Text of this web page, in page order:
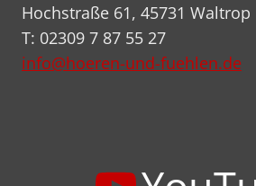
Hochstraße 61, 45731 Waltrop
T: 02309 7 87 55 27
info@hoeren-und-fuehlen.de